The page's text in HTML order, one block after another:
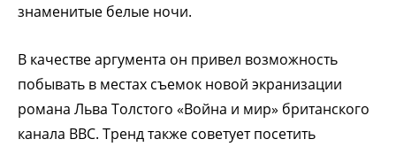
знаменитые белые ночи.
В качестве аргумента он привел возможность
побывать в местах съемок новой экранизации
романа Льва Толстого «Война и мир» британского
канала BBC. Тренд также советует посетить